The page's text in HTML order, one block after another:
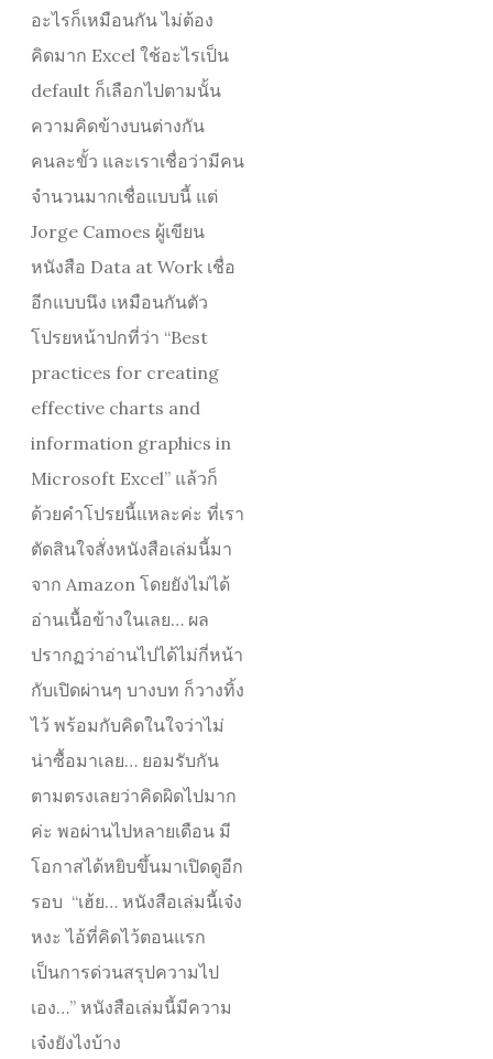
อะไรก็เหมือนกัน ไม่ต้อง
คิดมาก Excel ใช้อะไรเป็น
default ก็เลือกไปตามนั้น
ความคิดข้างบนต่างกัน
คนละขั้ว และเราเชื่อว่ามีคน
จำนวนมากเชื่อแบบนี้ แต่
Jorge Camoes ผู้เขียน
หนังสือ Data at Work เชื่อ
อีกแบบนึง เหมือนกันตัว
โปรยหน้าปกที่ว่า “Best
practices for creating
effective charts and
information graphics in
Microsoft Excel” แล้วก็
ด้วยคำโปรยนี้แหละค่ะ ที่เรา
ตัดสินใจสั่งหนังสือเล่มนี้มา
จาก Amazon โดยยังไม่ได้
อ่านเนื้อข้างในเลย… ผล
ปรากฏว่าอ่านไปได้ไม่กี่หน้า
กับเปิดผ่านๆ บางบท ก็วางทิ้ง
ไว้ พร้อมกับคิดในใจว่าไม่
น่าซื้อมาเลย… ยอมรับกัน
ตามตรงเลยว่าคิดผิดไปมาก
ค่ะ พอผ่านไปหลายเดือน มี
โอกาสได้หยิบขึ้นมาเปิดดูอีก
รอบ “เฮ้ย… หนังสือเล่มนี้เจ๋ง
หงะ ไอ้ที่คิดไว้ตอนแรก
เป็นการด่วนสรุปความไป
เอง…” หนังสือเล่มนี้มีความ
เจ๋งยังไงบ้าง